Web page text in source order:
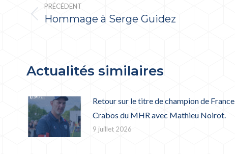
ARTICLE
PRÉCÉDENT
Article
Hommage à Serge Guidez
Actualités similaires
Retour sur le titre de champion de France
Crabos du MHR avec Mathieu Noirot.
9 juillet 2026